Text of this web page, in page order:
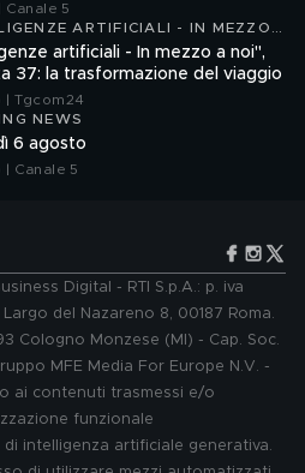
Canale 5
ARTIFICIALI - IN MEZZO
artificiali - In mezzo a noi",
puntata 37: la trasformazione del viaggio
| Tgcom24
NEWS
6 agosto
Canale 5
Digital - RTI S.p.A.: p. iva
del Nazareno 8, 00187 Roma.
Cologno Monzese (MI) - Cap. Soc.
MFE Media For Europe N.V. -
ai contenuti trasmessi e/o
funzionale
intelligenza artificiale generativa.